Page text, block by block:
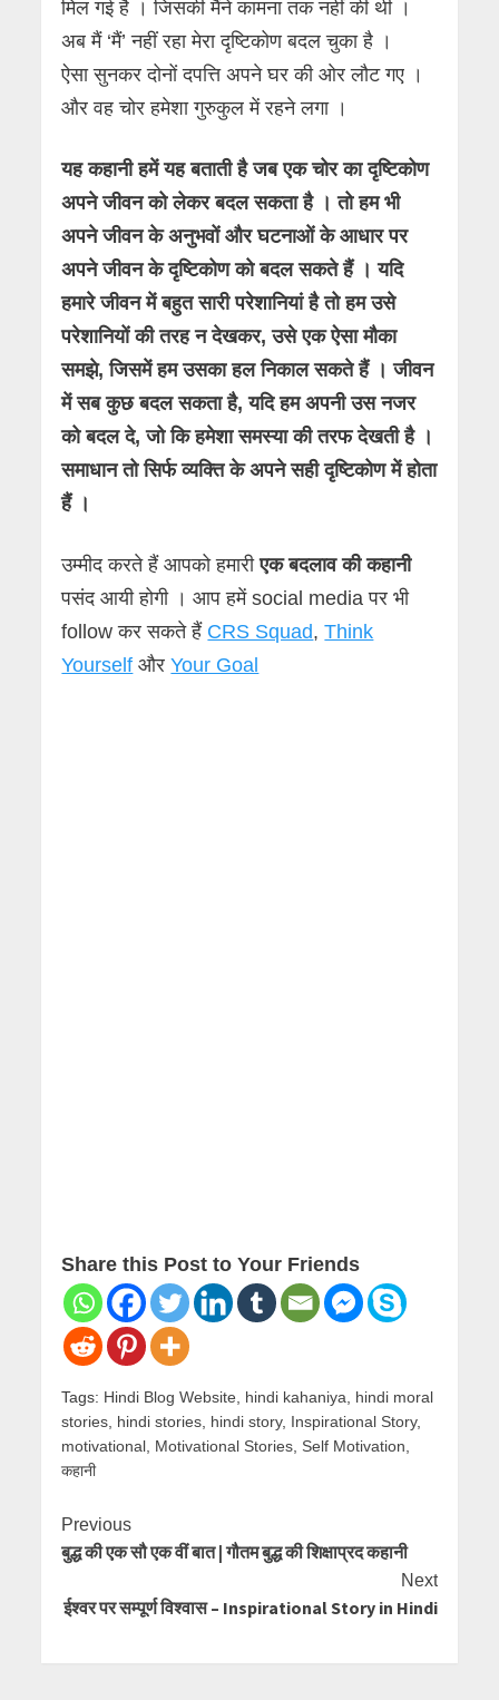
मिल गई है । जिसकी मैंने कामना तक नहीं की थी ।
अब मैं ‘मैं’ नहीं रहा मेरा दृष्टिकोण बदल चुका है ।
ऐसा सुनकर दोनों दपत्ति अपने घर की ओर लौट गए ।
और वह चोर हमेशा गुरुकुल में रहने लगा ।
यह कहानी हमें यह बताती है जब एक चोर का दृष्टिकोण
अपने जीवन को लेकर बदल सकता है ।तो हम भी
अपने जीवन के अनुभवों और घटनाओं के आधार पर
अपने जीवनकेदृष्टिकोण को बदल सकते हैं । यदि
हमारे जीवन में बहुत सारी परेशानियां है तो हम उसे
परेशानियों की तरह न देखकर, उसे एक ऐसा मौका
समझे, जिसमें हम उसका हल निकाल सकते हैं । जीवन
में सब कुछ बदल सकता है, यदि हम अपनी उस नजर
को बदल दे, जो कि हमेशा समस्या की तरफ देखती है ।
समाधान तो सिर्फ व्यक्ति के अपने सही दृष्टिकोण में होता
हैं ।
उम्मीद करते हैं आपको हमारीएक बदलाव की कहानी
पसंद आयी होगी । आप हमें social media पर भी
follow कर सकते हैं CRS Squad,Think
Yourself औरYour Goal
Share this Post to Your Friends
Tags: Hindi Blog Website hindi kahaniya
hindi moral
stories hindi stories hindi story, Inspirational Story,
motivational Motivational Stories Self Motivation
कहानी
Continue
Reading
Previous
बुद्ध की एक सौ एक वीं बात | गौतम बुद्ध की शिक्षाप्रद कहानी
Next
ईश्वर पर सम्पूर्ण विश्वास – Inspirational Story in Hindi